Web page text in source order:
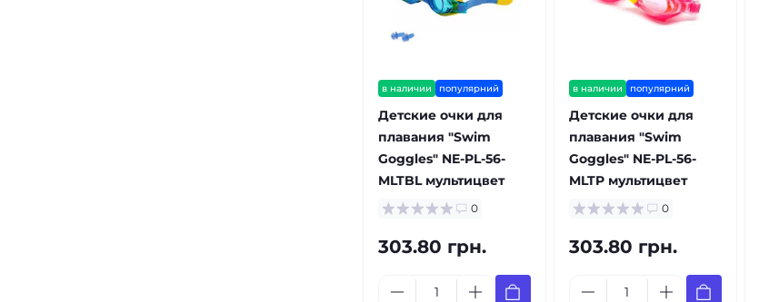
в наличии популярний
Детские очки для
плавания "Swim
Goggles" NE-PL-56-
MLTBL мультицвет
0
303.80 грн.
в наличии популярний
Детские очки для
плавания "Swim
Goggles" NE-PL-56-
MLTP мультицвет
0
303.80 грн.